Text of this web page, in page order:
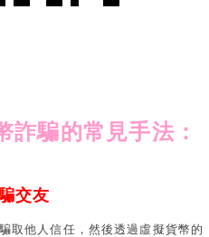
詐騙的常見手法：
交友
取他人信任，然後透過虛擬貨幣的